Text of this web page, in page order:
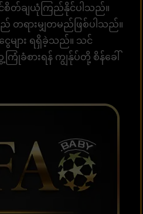
စိတ်ချယုံကြည်နိုင်ပါသည်။
တရားမျှတမည်ဖြစ်ပါသည်။
များ ရရှိခဲ့သည်။ သင်
စားရန် ကျွန်ုပ်တို့ စိန်ခေါ်